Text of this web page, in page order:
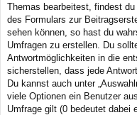
Themas bearbeitest, findest du
des Formulars zur
sehen können, so hast du
Umfragen zu erstellen. Du
Antwortmöglichkeiten in die
sicherstellen, dass jede
Du kannst auch unter
viele Optionen ein Benutzer
Umfrage gilt (0 bedeutet dabei